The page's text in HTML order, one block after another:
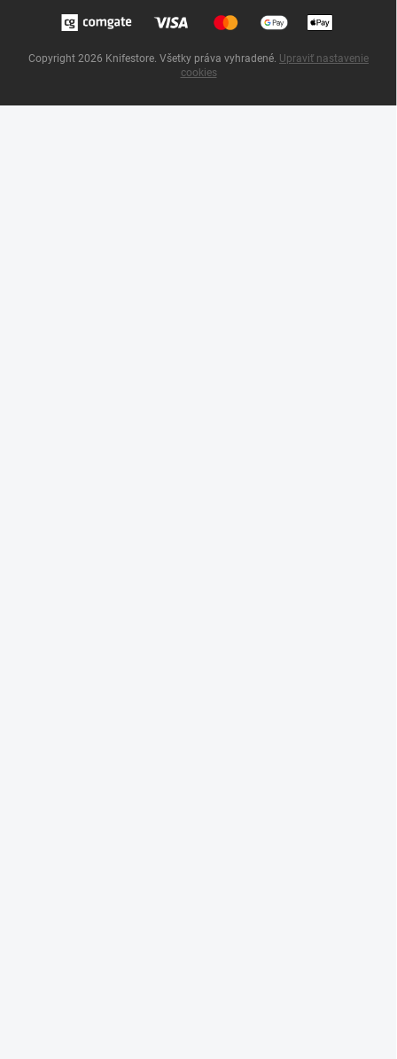
Copyright 2026 Knifestore . Všetky práva vyhradené. Upraviť nastavenie
cookies